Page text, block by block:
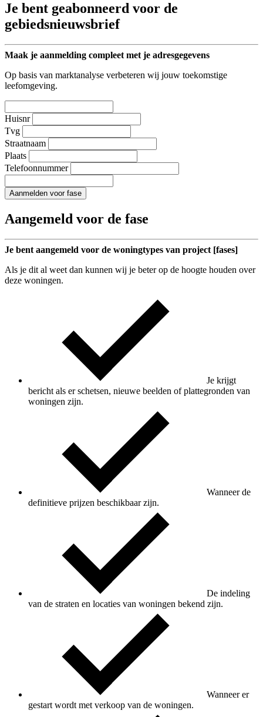
Je bent geabonneerd voor de
gebiedsnieuwsbrief
Maak je aanmelding compleet met je adresgegevens
Op basis van marktanalyse verbeteren wij jouw toekomstige
leefomgeving.
Huisnr
Tvg
Straatnaam
Plaats
Telefoonnummer
Aanmelden voor fase
Aangemeld voor de fase
Je bent aangemeld voor de woningtypes van project [fases]
Als je dit al weet dan kunnen wij je beter op de hoogte houden over
deze woningen.
Je krijgt
bericht als er schetsen, nieuwe beelden of plattegronden van
woningen zijn.
Wanneer de
definitieve prijzen beschikbaar zijn.
De indeling
van de straten en locaties van woningen bekend zijn.
Wanneer er
gestart wordt met verkoop van de woningen.